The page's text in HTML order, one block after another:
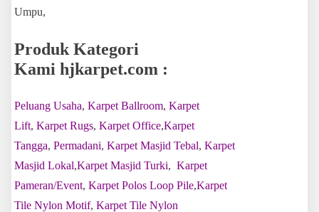
Umpu,
Produk Kategori
Kami hjkarpet.com :
Peluang Usaha, Karpet Ballroom, Karpet
Lift, Karpet Rugs, Karpet Office,Karpet
Tangga, Permadani, Karpet Masjid Tebal, Karpet
Masjid Lokal,Karpet Masjid Turki, Karpet
Pameran/Event, Karpet Polos Loop Pile,Karpet
Tile Nylon Motif, Karpet Tile Nylon